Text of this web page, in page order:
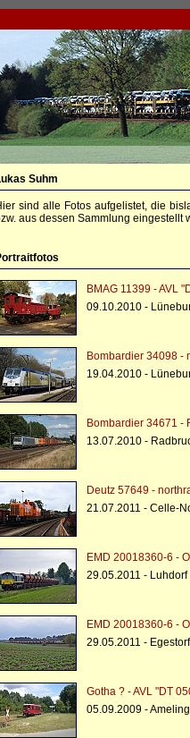
Suhm
sind alle Fotos aufgelistet, die
aus dessen Sammlung eingestellt
BMAG 11399 - AVL
09.10.2010 -
Bombardier 34098 -
19.04.2010 -
Bombardier 34671 -
13.07.2010 -
Deutz 57649 -
21.07.2011 - Celle-
EMD 20018360-6 -
29.05.2011 - Luhdorf
EMD 20018360-6 -
29.05.2011 - Egestorf
Gotha ? - AVL "DT
05.09.2009 -